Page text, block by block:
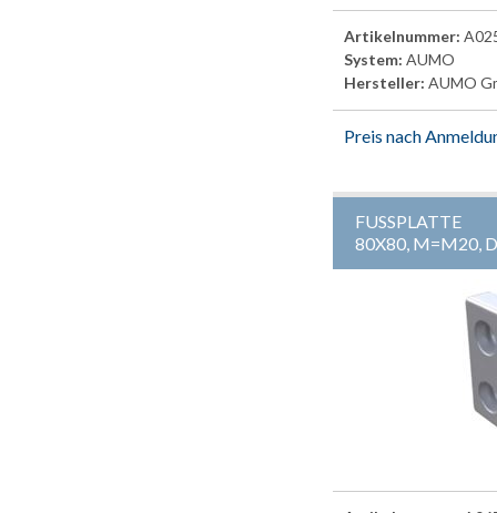
Artikelnummer:
System: AUMO
Hersteller: AUMO
Preis nach
FUSSPLATTE
80X80, M=M20,